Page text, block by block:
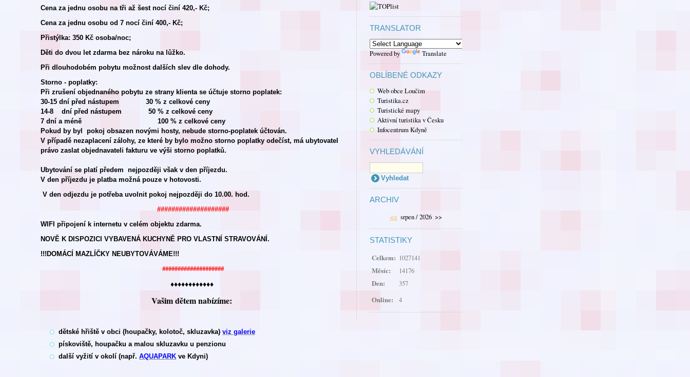
TRANSLATOR
Powered by Translate
OBLÍBENÉ ODKAZY
Web obce Loučim
Turistika.cz
Turistické mapy
Aktivní turistika v Česku
Infocentrum Kdyně
VYHLEDÁVÁNÍ
ARCHIV
<< srpen / 2026 >>
STATISTIKY
Online: 4
Celkem: 1027141
Měsíc:
14176
Den:
357
Cena za jednu osobu na tři až šest nocí činí 420,- Kč;
Cena za jednu osobu od 7 nocí činí 400,- Kč;
Přistýlka: 350 Kč osoba/noc;
Děti do dvou let zdarma bez nároku na lůžko.
Při dlouhodobém pobytu možnost dalších slev dle dohody.
Storno - poplatky:
Při zrušení objednaného pobytu ze strany klienta se účtuje storno poplatek:
30-15 dní před nástupem 30 % z celkové ceny
14-8 dní před nástupem 50 % z celkové ceny
7 dní a méně 100 % z celkové ceny
Pokud by byl pokoj obsazen novými hosty, nebude storno-poplatek účtován.
V případě nezaplacení zálohy, ze které by bylo možno storno poplatky odečíst, má ubytovatel
právo zaslat objednavateli fakturu ve výši storno poplatků.
Ubytování se platí předem nejpozději však v den příjezdu.
V den příjezdu je platba možná pouze v hotovosti.
V den odjezdu je potřeba uvolnit pokoj nejpozději do 10.00. hod.
####################
WIFI připojení k internetu v celém objektu zdarma.
NOVĚ K DISPOZICI VYBAVENÁ KUCHYNĚ PRO VLASTNÍ STRAVOVÁNÍ.
!!!DOMÁCÍ MAZLÍČKY NEUBYTOVÁVÁME!!!
####################
♦♦♦♦♦♦♦♦♦♦♦♦
Vašim dětem nabízíme:
dětské hřiště v obci (houpačky, kolotoč, skluzavka) viz galerie
pískoviště, houpačku a malou skluzavku u penzionu
další vyžití v okolí (např. AQUAPARK ve Kdyni)